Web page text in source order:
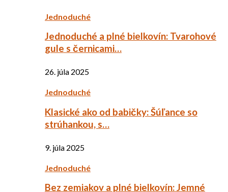
Jednoduché
Jednoduché a plné bielkovín: Tvarohové
gule s černicami…
26. júla 2025
Jednoduché
Klasické ako od babičky: Šúľance so
strúhankou, s…
9. júla 2025
Jednoduché
Bez zemiakov a plné bielkovín: Jemné